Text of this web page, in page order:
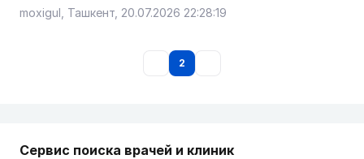
moxigul, Ташкент, 20.07.2026 22:28:19
2
Сервис поиска врачей и клиник